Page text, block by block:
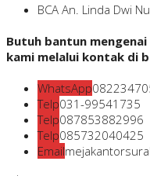
BCA An. Linda Dwi
Butuh bantun
kami melalui kontak di
WhatsApp
Telp031-99541735
Telp087853882996
Telp085732040425
Email